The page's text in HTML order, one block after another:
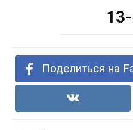
Поделиться на